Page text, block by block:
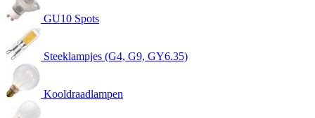
GU10 Spots
Steeklampjes (G4, G9, GY6.35)
Kooldraadlampen